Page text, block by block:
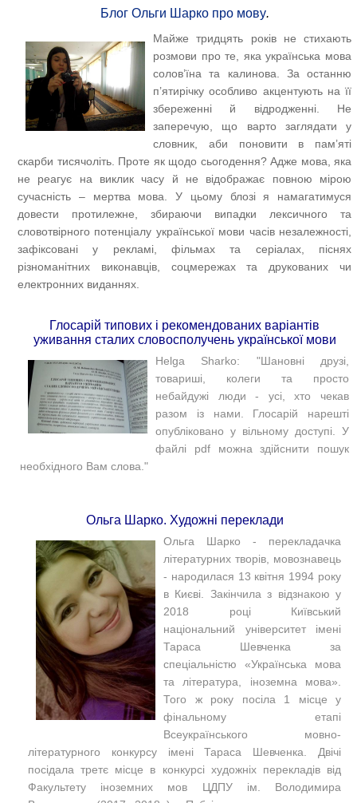
Блог Ольги Шарко про мову.
Майже тридцять років не стихають
розмови про те, яка українська мова
солов’їна та калинова. За останню
п’ятирічку особливо акцентують на її
збереженні й відродженні. Не
заперечую, що варто заглядати у
словник, аби поновити в пам’яті
скарби тисячоліть. Проте як щодо сьогодення? Адже мова, яка
не реагує на виклик часу й не відображає повною мірою
сучасність – мертва мова. У цьому блозі я намагатимуся
довести протилежне, збираючи випадки лексичного та
словотвірного потенціалу української мови часів незалежності,
зафіксовані у рекламі, фільмах та серіалах, піснях
різноманітних виконавців, соцмережах та друкованих чи
електронних виданнях.
Глосарій типових і рекомендованих варіантів
уживання сталих словосполучень української мови
Helga Sharko: "Шановні друзі,
товариші, колеги та просто
небайдужі люди - усі, хто чекав
разом із нами. Глосарій нарешті
опубліковано у вільному доступі. У
файлі pdf можна здійснити пошук
необхідного Вам слова."
Ольга Шарко. Художні переклади
Ольга Шарко - перекладачка
літературних творів, мовознавець
- народилася 13 квітня 1994 року
в Києві. Закінчила з відзнакою у
2018 році Київський
національний університет імені
Тараса Шевченка за
спеціальністю «Українська мова
та література, іноземна мова».
Того ж року посіла 1 місце у
фінальному етапі
Всеукраїнського мовно-
літературного конкурсу імені Тараса Шевченка. Двічі
посідала третє місце в конкурсі художніх перекладів від
Факультету іноземних мов ЦДПУ ім. Володимира